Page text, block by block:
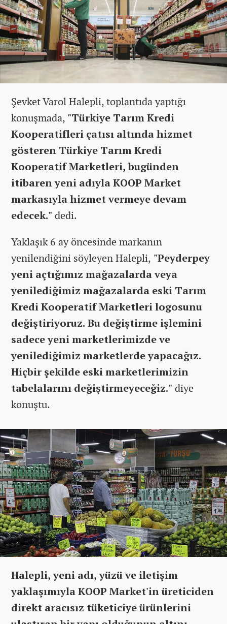
Şevket Varol Halepli, toplantıda yaptığı
konuşmada, "Türkiye Tarım Kredi
Kooperatifleri çatısı altında hizmet
gösteren Türkiye Tarım Kredi
Kooperatif Marketleri, bugünden
itibaren yeni adıyla KOOP Market
markasıyla hizmet vermeye devam
edecek." dedi.
Yaklaşık 6 ay öncesinde markanın
yenilendiğini söyleyen Halepli, "Peyderpey
yeni açtığımız mağazalarda veya
yenilediğimiz mağazalarda eski Tarım
Kredi Kooperatif Marketleri logosunu
değiştiriyoruz. Bu değiştirme işlemini
sadece yeni marketlerimizde ve
yenilediğimiz marketlerde yapacağız.
Hiçbir şekilde eski marketlerimizin
tabelalarını değiştirmeyeceğiz." diye
konuştu.
Halepli, yeni adı, yüzü ve iletişim
yaklaşımıyla KOOP Market'in üreticiden
direkt aracısız tüketiciye ürünlerini